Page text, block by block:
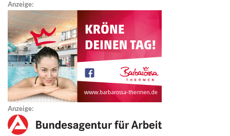
Anzeige:
Anzeige: